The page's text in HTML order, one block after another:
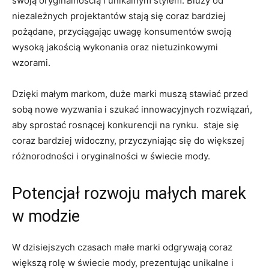
niezależnych projektantów stają⁤ się coraz bardziej
pożądane, przyciągając uwagę ​konsumentów swoją
wysoką jakością wykonania oraz nietuzinkowymi
wzorami.
Dzięki małym ‌markom, duże marki​ muszą stawiać przed ​
sobą nowe wyzwania i szukać⁢ innowacyjnych ​rozwiązań,
aby sprostać rosnącej konkurencji na rynku. ​ staje się
coraz bardziej widoczny, przyczyniając się do większej
różnorodności i oryginalności ⁢w świecie mody.
Potencjał rozwoju małych marek
⁣w modzie
W dzisiejszych‍ czasach ⁤małe marki odgrywają coraz
większą rolę w świecie mody, ⁤prezentując unikalne i